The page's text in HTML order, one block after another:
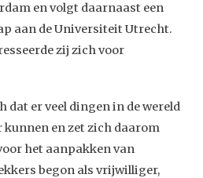
en volgt daarnaast een
aan de Universiteit Utrecht.
zij zich voor
dat er veel dingen in de wereld
kunnen en zet zich daarom
het aanpakken van
begon als vrijwilliger,